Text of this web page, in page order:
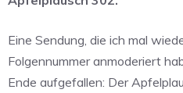
Eine Sendung, die ich mal
Folgennummer anmoderiert
Ende aufgefallen: Der